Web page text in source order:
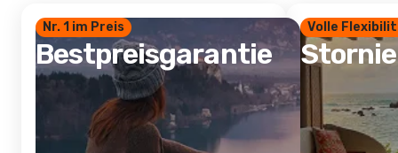
Nr. 1 im Preis
Bestpreisgarantie
Volle